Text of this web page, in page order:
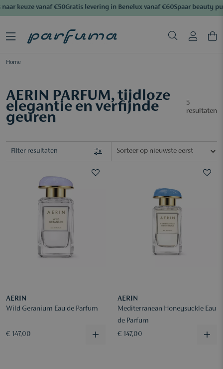
keuze vanaf €50Gratis levering in Benelux vanaf €60Spaar beauty
Home
AERIN PARFUM, tijdloze
elegantie en verfijnde
geuren
5
resultaten
Filter resultaten
AERIN
Wild Geranium Eau de Parfum
€ 147,00
AERIN
Mediterranean Honeysuckle Eau
de Parfum
€ 147,00